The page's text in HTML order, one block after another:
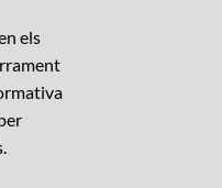
els